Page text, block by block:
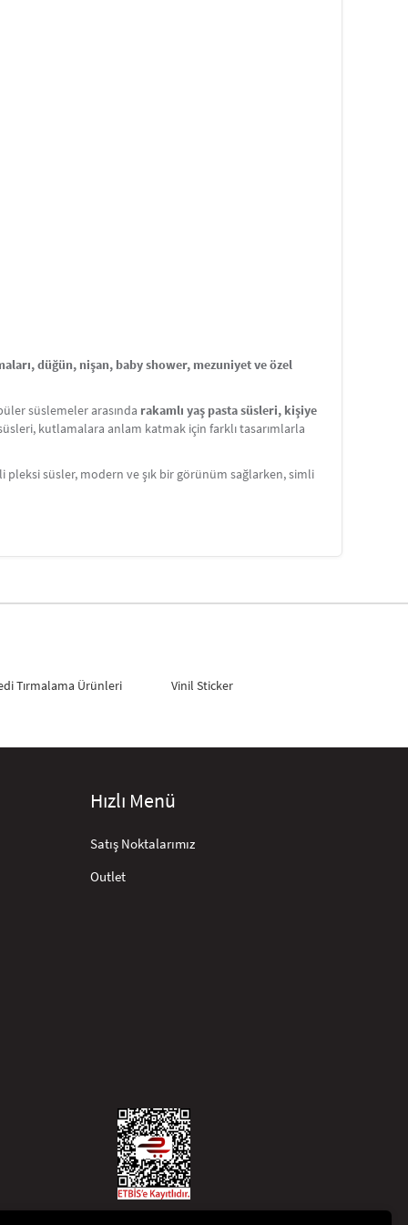
düğün, nişan, baby shower, mezuniyet ve özel
süslemeler arasında rakamlı yaş pasta süsleri, kişiye
kutlamalara anlam katmak için farklı tasarımlarla
süsler, modern ve şık bir görünüm sağlarken, simli
Tırmalama Ürünleri Vinil Sticker
Hızlı Menü
Satış Noktalarımız
Outlet